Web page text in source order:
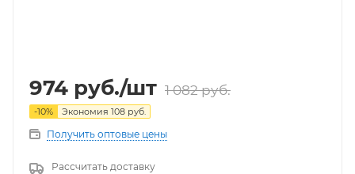
974 руб./шт 1 082руб.
-10% Экономия 108 руб.
Получить оптовые цены
Рассчитать доставку